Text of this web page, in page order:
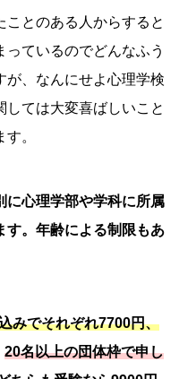
とのある人からすると
ているのでどんなふう
が、なんにせよ心理学検
ては大変喜ばしいこと
。
に心理学部や学科に所属
。 年齢による制限もあ
みでそれぞれ7700円、
20名以上の団体枠で申し